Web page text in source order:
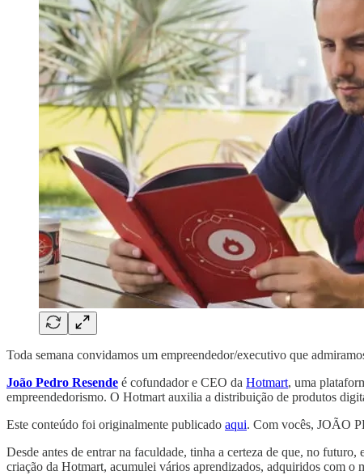
Toda semana convidamos um empreendedor/executivo que
João Pedro Resende é cofundador e CEO da Hotmart, uma
empreendedorismo. O Hotmart auxilia a distribuição de produtos
Este conteúdo foi originalmente publicado aqui. Com vocês, JOÃO
Desde antes de entrar na faculdade, tinha a certeza de que, no futuro,
criação da Hotmart, acumulei vários aprendizados, adquiridos com